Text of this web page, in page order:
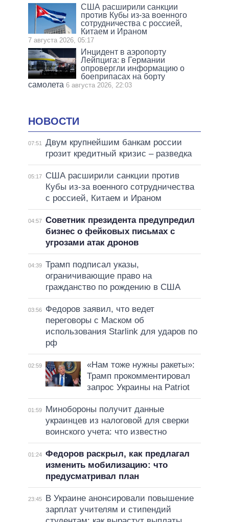
США расширили санкции
против Кубы из-за военного
сотрудничества с россией,
Китаем и Ираном
7 августа 2026, 05:17
Инцидент в аэропорту
Лейпцига: в Германии
опровергли информацию о
боеприпасах на борту
самолета 6 августа 2026, 22:03
НОВОСТИ
07:51
Двум крупнейшим банкам россии
грозит кредитный кризис – разведка
05:17
США расширили санкции против
Кубы из-за военного сотрудничества
с россией, Китаем и Ираном
04:57 Советник президента предупредил
бизнес о фейковых письмах с
угрозами атак дронов
04:39 Трамп подписал указы,
ограничивающие право на
гражданство по рождению в США
03:56
Федоров заявил, что ведет
переговоры с Маском об
использования Starlink для ударов по
рф
02:59
«Нам тоже нужны ракеты»:
Трамп прокомментировал
запрос Украины на Patriot
01:59
Минобороны получит данные
украинцев из налоговой для сверки
воинского учета: что известно
01:24 Федоров раскрыл, как предлагал
изменить мобилизацию: что
предусматривал план
23:45
В Украине анонсировали повышение
зарплат учителям и стипендий